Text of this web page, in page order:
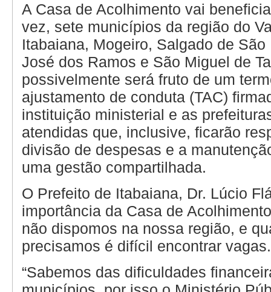
A Casa de Acolhimento vai
vez, sete municípios da região do
Itabaiana, Mogeiro, Salgado de
José dos Ramos e São Miguel de
possivelmente será fruto de um
ajustamento de conduta (TAC)
instituição ministerial e as
atendidas que, inclusive, ficarão
divisão de despesas e a
uma gestão compartilhada.
O Prefeito de Itabaiana, Dr. Lúcio
importância da Casa de
não dispomos na nossa região, e
precisamos é difícil encontrar
“Sabemos das dificuldades